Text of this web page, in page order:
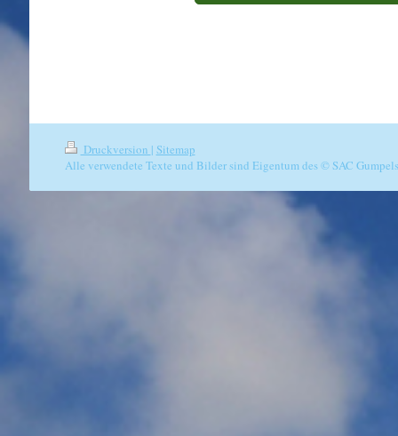
Druckversion | Sitemap
Alle verwendete Texte und Bilder sind Eigentum des © SAC